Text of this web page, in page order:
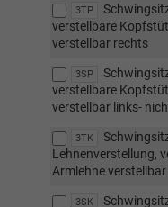
3TP
verstellbare
verstellbar rechts
3SP
verstellbare
verstellbar links-
3TK
Lehnenverstellung,
Armlehne
3SK